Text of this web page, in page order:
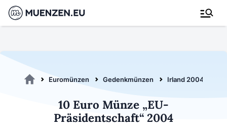
Euromünzen Gedenkmünzen Irland 2004
10 Euro Münze „EU-
Präsidentschaft“ 2004